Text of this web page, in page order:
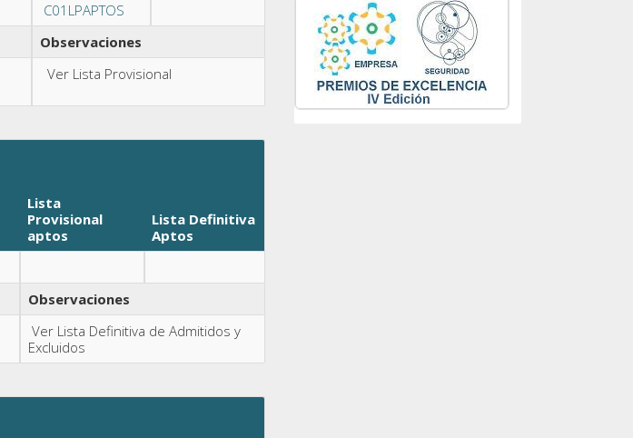
C01LPAPTOS
Observaciones
Ver Lista Provisional
Lista
Provisional
aptos
Lista Definitiva
Aptos
Observaciones
Ver Lista Definitiva de Admitidos y
Excluidos